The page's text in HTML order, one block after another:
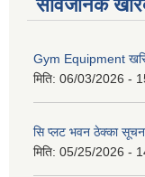
सार्वजनिक
Gym Equipment
मिति: 06/03/2026 -
सि प्लट भवन ठेक्का
मिति: 05/25/2026 -